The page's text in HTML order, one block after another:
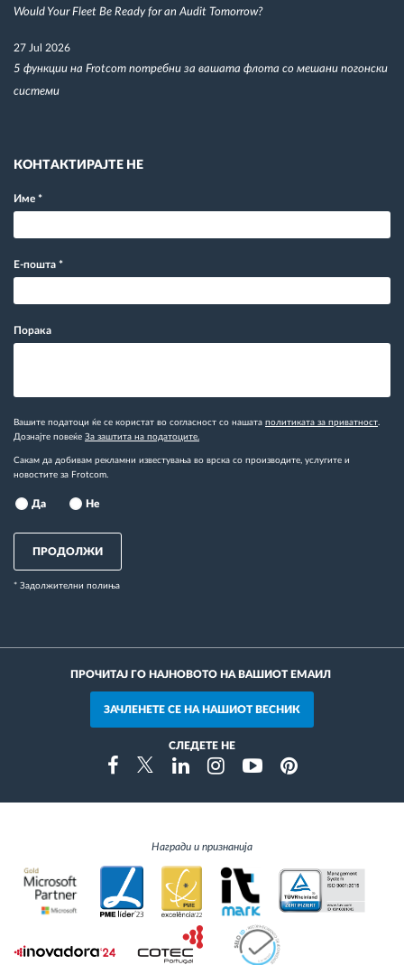
Would Your Fleet Be Ready for an Audit Tomorrow?
27 Jul 2026
5 функции на Frotcom потребни за вашата флота со мешани погонски
системи
КОНТАКТИРАЈТЕ НЕ
Име *
Е-пошта *
Порака
Вашите податоци ќе се користат во согласност со нашата политиката за приватност
Дознајте повеќе За заштита на податоците.
Сакам да добивам рекламни известувања во врска со производите, услугите и
новостите за Frotcom.
Да Не
ПРОДОЛЖИ
* Задолжителни полиња
ПРОЧИТАЈ ГО НАЈНОВОТО НА ВАШИОТ ЕМАИЛ
ЗАЧЛЕНЕТЕ СЕ НА НАШИОТ ВЕСНИК
СЛЕДЕТЕ НЕ
FacebookTwitterLinkedinInstragramYoutubePinterest
Награди и признанија